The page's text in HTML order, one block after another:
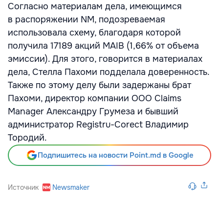
Согласно материалам дела, имеющимся
в распоряжении NM, подозреваемая
использовала схему, благодаря которой
получила 17189 акций MAIB (1,66% от объема
эмиссии). Для этого, говорится в материалах
дела, Стелла Пахоми подделала доверенность.
Также по этому делу были задержаны брат
Пахоми, директор компании ООО Claims
Manager Александру Грумеза и бывший
администратор Registru-Corect Владимир
Тородий.
Подпишитесь на новости Point.md в Google
Источник Newsmaker